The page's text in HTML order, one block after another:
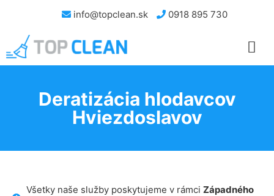
info@topclean.sk 0918 895 730
Deratizácia hlodavcov
Hviezdoslavov
Všetky naše služby poskytujeme v rámci Západného